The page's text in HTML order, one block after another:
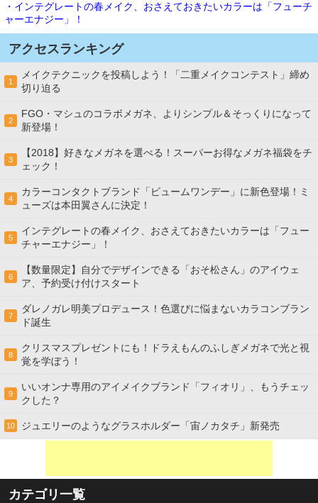
・インテグレートの春メイク、おさえておきたいカラーは「フューチ
ャーエナジー」！
アクセスランキング
1
メイクテクニックを投稿しよう！「二重メイクコンテスト」締め
切り迫る
2
FGO・マシュのコラボメガネ、よりシンプル＆そっくりになって
新登場！
3
【2018】好きなメガネを選べる！スーパーお得なメガネ福袋をチ
ェック！
4
カラーコンタクトブランド「ビュームワンデー」に新色登場！ミ
ューズは本田翼さんに決定！
5
インテグレートの春メイク、おさえておきたいカラーは「フュー
チャーエナジー」！
6
【数量限定】自分でデザインできる「おそ松さん」のアイウェ
ア、予約受け付けスタート
7
ダレノガレ明美プロデュース！色選びに悩まないカラコンブラン
ド誕生
8
クリスマスプレゼントにも！ドラえもんのふしぎメガネで光と視
覚を学ぼう！
9
いいオンナ専用のアイメイクブランド「フィオリ」、もうチェッ
クした？
10 ジュエリーのようなグラスホルダー「宙ノカタチ」新発売
カテゴリ一覧